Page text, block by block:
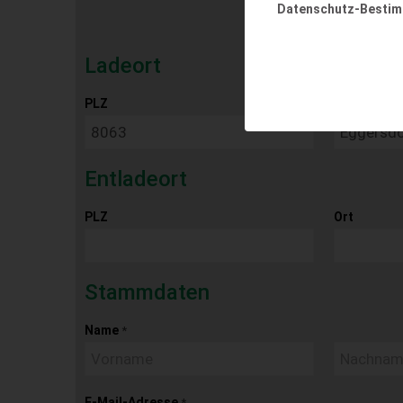
Datenschutz-
Ladeort
PLZ
Entladeort
PLZ Ort
Stammdaten
Name *